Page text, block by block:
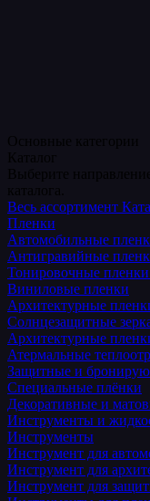
Весь ассортимент
Пленки
Автомобильные
Антигравийные
Тонировочные пленки
Виниловые пленки
Архитектурные
Солнцезащитные
Архитектурные
Атермальные
Защитные и
Специальные плёнки
Декоративные и
Инструменты и
Инструменты
Инструмент для
Инструмент для
Инструмент для